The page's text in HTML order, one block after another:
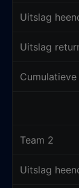
Uitslag
Uitslag
Team 2
Uitslag